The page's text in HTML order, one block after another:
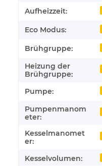
Aufheizzeit:
Eco Modus:
Brühgruppe:
Heizung der
Brühgruppe:
Pumpe:
Pumpenmanom
eter:
Kesselmanomet
er:
Kesselvolumen: